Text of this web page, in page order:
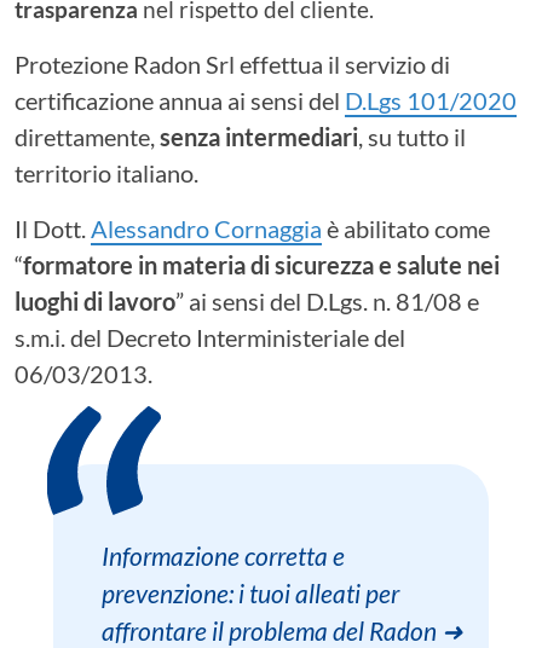
trasparenza nel rispetto del cliente.
Protezione Radon Srl effettua il servizio di
certificazione annua ai sensi del D.Lgs 101/2020
direttamente,senza intermediari, su tutto il
territorio italiano.
Il Dott.Alessandro Cornaggia è abilitato come
“formatore in materia di sicurezza e salute nei
luoghi di lavoro” ai sensi del D.Lgs. n. 81/08 e
s.m.i. del Decreto Interministeriale del
06/03/2013.
Informazione corretta e
prevenzione: i tuoi alleati per
affrontare il problema del Radon ➜